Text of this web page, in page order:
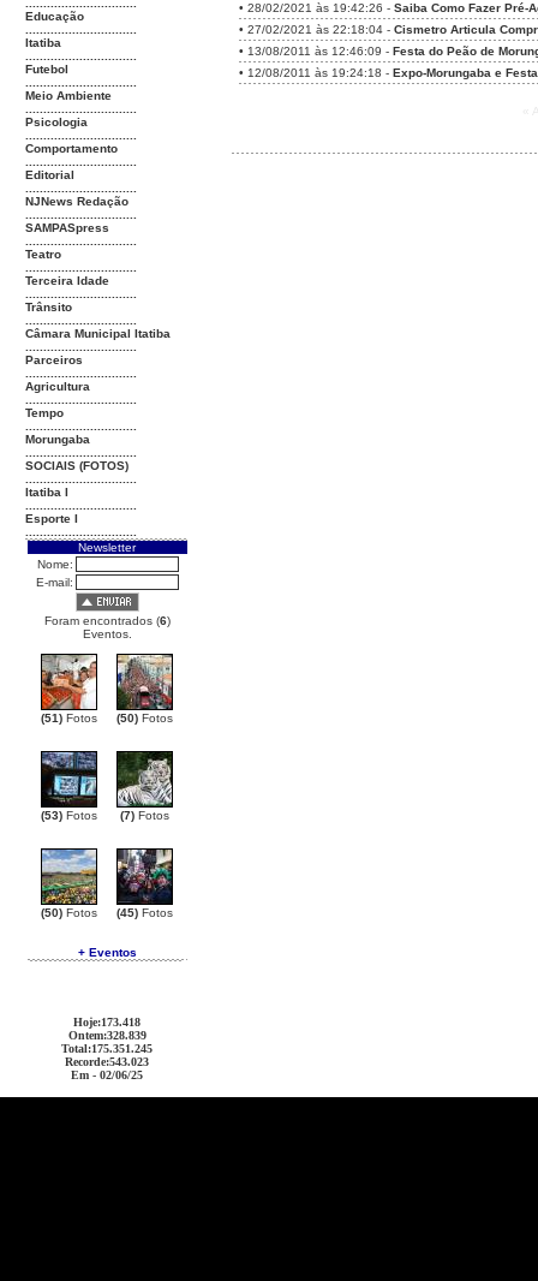
Educação
Itatiba
Futebol
Meio Ambiente
Psicologia
Comportamento
Editorial
NJNews Redação
SAMPASpress
Teatro
Terceira Idade
Trânsito
Câmara Municipal Itatiba
Parceiros
Agricultura
Tempo
Morungaba
SOCIAIS (FOTOS)
Itatiba I
Esporte I
Newsletter
Nome:
E-mail:
Foram encontrados (6)
Eventos.
(51) Fotos (50)Fotos
(53) Fotos (7)Fotos
(50) Fotos (45)Fotos
+ Eventos
Hoje:173.418
Ontem:328.839
Total:175.351.245
Recorde:543.023
Em - 02/06/25
• 28/02/2021 às 19:42:26 - Saiba Como Fazer Pré-
• 27/02/2021 às 22:18:04 - Cismetro Articula
• 13/08/2011 às 12:46:09 - Festa do Peão de
• 12/08/2011 às 19:24:18 - Expo-Morungaba e